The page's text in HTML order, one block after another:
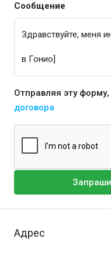
Сообщение
Отправляя эту
договора
Адрес